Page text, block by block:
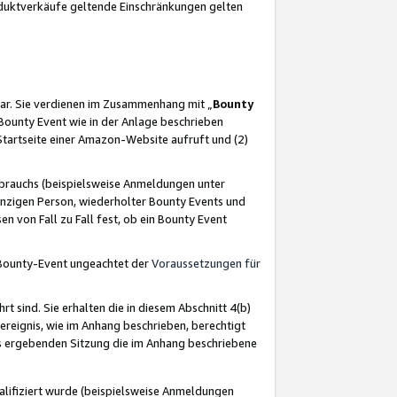
geltende Einschränkungen gelten
Sie verdienen im Zusammenhang mit „ Bounty
Event wie in der Anlage beschrieben
einer Amazon-Website aufruft und (2)
(beispielsweise Anmeldungen unter
Person, wiederholter Bounty Events und
von Fall zu Fall fest, ob ein Bounty Event
Event ungeachtet derVoraussetzungen für
sind. Sie erhalten die in diesem Abschnitt 4(b)
wie im Anhang beschrieben, berechtigt
Sitzung die im Anhang beschriebene
wurde (beispielsweise Anmeldungen